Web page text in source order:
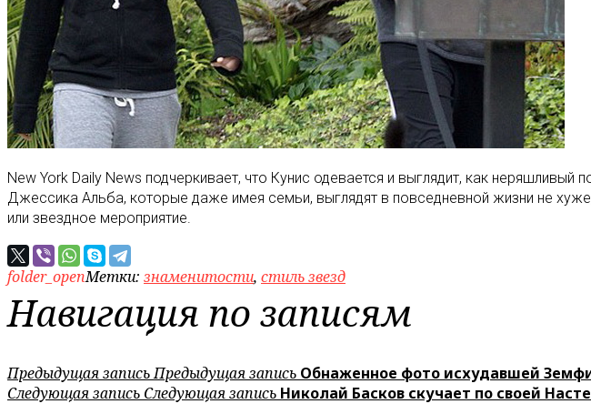
New York Daily News подчеркивает, что Кунис одевается и выглядит, как
Джессика Альба, которые даже имея семьи, выглядят в повседневной жизни не
или звездное мероприятие.
folder_openМетки: знаменитости, стиль звезд
Навигация по записям
Предыдущая записьПредыдущая запись Обнаженное фото исхудавшей
Следующая запись Следующая запись Николай Басков скучает по своей Насте